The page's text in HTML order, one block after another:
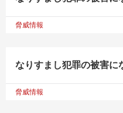
脅威情報
なりすまし犯罪の被害に
脅威情報